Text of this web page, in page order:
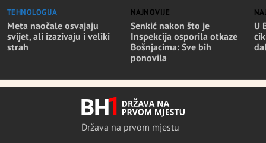
TEHNOLOGIJA
Meta naočale osvajaju
svijet, ali izazivaju i veliki
strah
NAJNOVIJE
Senkić nakon što je
Inspekcija osporila otkaze
Bošnjacima: Sve bih
ponovila
U
Država na prvom mjestu